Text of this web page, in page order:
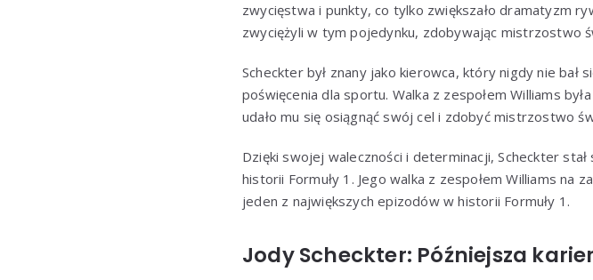
zwycięstwa i punkty, co tylko zwiększało dramatyzm
zwyciężyli w tym pojedynku, zdobywając mistrzostwo
Scheckter był znany jako kierowca, który nigdy nie bał
poświęcenia dla sportu. Walka z zespołem Williams
udało mu się osiągnąć swój cel i zdobyć mistrzostwo
Dzięki swojej waleczności i determinacji, Scheckter
historii Formuły 1. Jego walka z zespołem Williams
jeden z największych epizodów w historii Formuły 1.
Jody Scheckter: Późniejsza